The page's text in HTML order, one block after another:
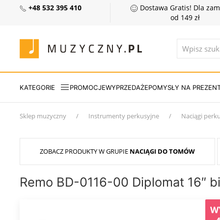
+48 532 395 410
Dostawa Gratis! Dla
od 149 zł
KATEGORIE PROMOCJEWYPRZEDAŻEPOMYSŁY NA
Sklep muzyczny Instrumenty perkusyjne Naciągi
ZOBACZ PRODUKTY W GRUPIE NACIĄGI DO TOMÓW
Remo BD-0116-00 Diplomat 16″